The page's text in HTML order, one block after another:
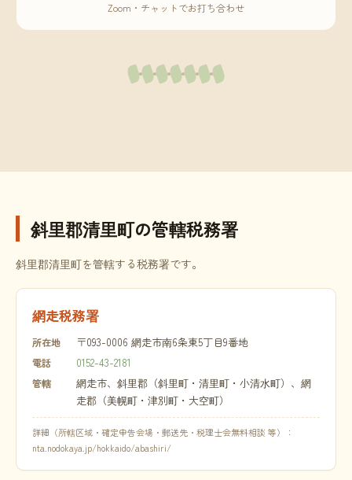
Zoom・チャットでお打ち合わせ
斜里郡清里町の管轄税務署
斜里郡清里町を管轄する税務署です。
網走税務署
所在地 〒093-0006 網走市南6条東5丁目9番地
電話 0152-43-2181
管轄
網走市、斜里郡（斜里町・清里町・小清水町）、網
走郡（美幌町・津別町・大空町）
詳細（所轄区域・確定申告会場・郵送先・税理士会無料相談 等）：
nta.nodokaya.jp/hokkaido/abashiri/